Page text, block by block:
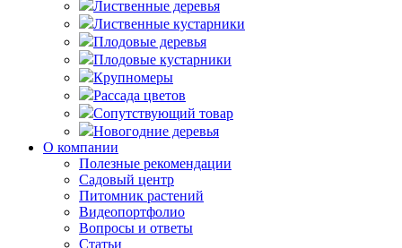
Лиственные деревья
Лиственные кустарники
Плодовые деревья
Плодовые кустарники
Крупномеры
Рассада цветов
Сопутствующий товар
Новогодние деревья
О компании
Полезные рекомендации
Садовый центр
Питомник растений
Видеопортфолио
Вопросы и ответы
Статьи